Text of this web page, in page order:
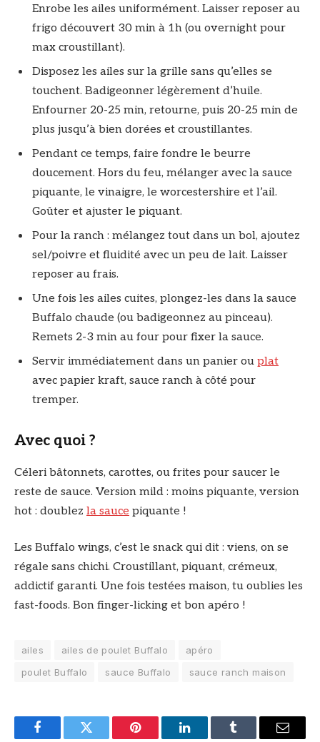
Enrobe les ailes uniformément. Laisser reposer au
frigo découvert 30 min à 1h (ou overnight pour
max croustillant).
Disposez les ailes sur la grille sans qu’elles se
touchent. Badigeonner légèrement d’huile.
Enfourner 20-25 min, retourne, puis 20-25 min de
plus jusqu’à bien dorées et croustillantes.
Pendant ce temps, faire fondre le beurre
doucement. Hors du feu, mélanger avec la sauce
piquante, le vinaigre, le worcestershire et l’ail.
Goûter et ajuster le piquant.
Pour la ranch : mélangez tout dans un bol, ajoutez
sel/poivre et fluidité avec un peu de lait. Laisser
reposer au frais.
Une fois les ailes cuites, plongez-les dans la sauce
Buffalo chaude (ou badigeonnez au pinceau).
Remets 2-3 min au four pour fixer la sauce.
Servir immédiatement dans un panier ou plat
avec papier kraft, sauce ranch à côté pour
tremper.
Avec quoi ?
Céleri bâtonnets, carottes, ou frites pour saucer le
reste de sauce. Version mild : moins piquante, version
hot : doublez la sauce piquante !
Les Buffalo wings, c’est le snack qui dit : viens, on se
régale sans chichi. Croustillant, piquant, crémeux,
addictif garanti. Une fois testées maison, tu oublies les
fast-foods. Bon finger-licking et bon apéro !
ailes ailes de poulet Buffalo
apéro
poulet Buffalo
sauce Buffalo sauce ranch maison
FacebookTwitter Pinterest LinkedInTumblr Email